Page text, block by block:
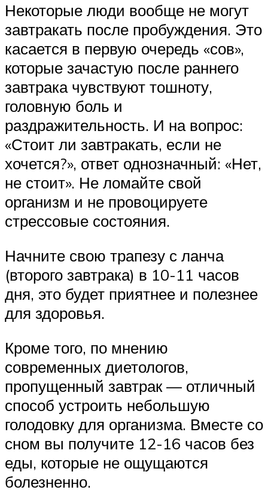
Некоторые люди вообще не могут
завтракать после пробуждения. Это
касается в первую очередь «сов»,
которые зачастую после раннего
завтрака чувствуют тошноту,
головную боль и
раздражительность. И на вопрос:
«Стоит ли завтракать, если не
хочется?», ответ однозначный: «Нет,
не стоит». Не ломайте свой
организм и не провоцируете
стрессовые состояния.
Начните свою трапезу с ланча
(второго завтрака) в 10-11 часов
дня, это будет приятнее и полезнее
для здоровья.
Кроме того, по мнению
современных диетологов,
пропущенный завтрак — отличный
способ устроить небольшую
голодовку для организма. Вместе со
сном вы получите 12-16 часов без
еды, которые не ощущаются
болезненно.